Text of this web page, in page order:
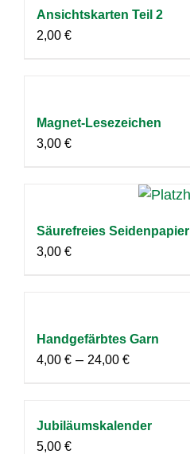
Ansichtskarten Teil 2
2,00 €
Magnet-Lesezeichen
3,00 €
Säurefreies Seidenpapier
3,00 €
Handgefärbtes Garn
4,00 € – 24,00 €
Jubiläumskalender
5,00 €